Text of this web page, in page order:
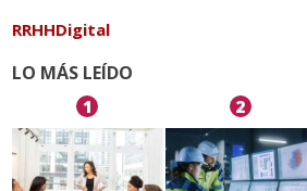
RRHHDigital
LO MÁS LEÍDO
1 2